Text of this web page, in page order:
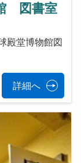
図書室
殿堂博物館図
詳細へ